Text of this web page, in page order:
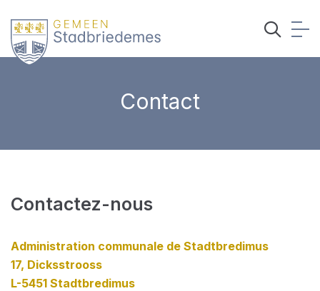
Contact
Contactez-nous
Administration communale de Stadtbredimus
17, Dicksstrooss
L-5451 Stadtbredimus